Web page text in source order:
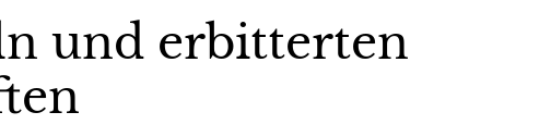
und erbitterten